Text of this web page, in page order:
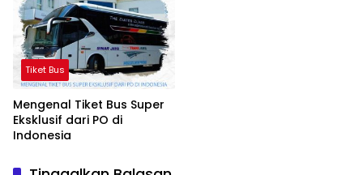
Tiket Bus
Mengenal Tiket Bus Super
Eksklusif dari PO di
Indonesia